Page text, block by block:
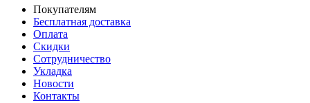
Покупателям
Бесплатная доставка
Оплата
Скидки
Сотрудничество
Укладка
Новости
Контакты